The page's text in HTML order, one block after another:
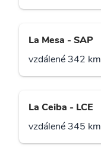
La Mesa - SAP
vzdálené 342 km
La Ceiba - LCE
vzdálené 345 km